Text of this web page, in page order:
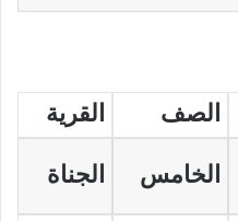
الصف القرية
الخامس الجناة